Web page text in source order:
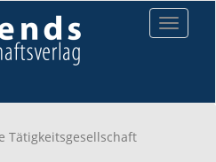
Toggle
Tätigkeitsgesellschaft